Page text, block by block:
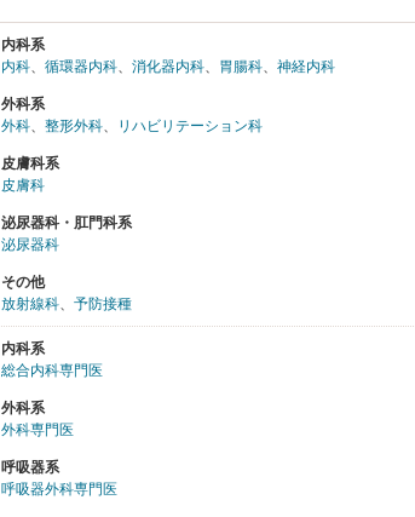
内科系
内科、 循環器内科、 消化器内科、 胃腸科、 神経内科
外科系
外科、 整形外科、 リハビリテーション科
皮膚科系
皮膚科
泌尿器科・肛門科系
泌尿器科
その他
放射線科、 予防接種
内科系
総合内科専門医
外科系
外科専門医
呼吸器系
呼吸器外科専門医